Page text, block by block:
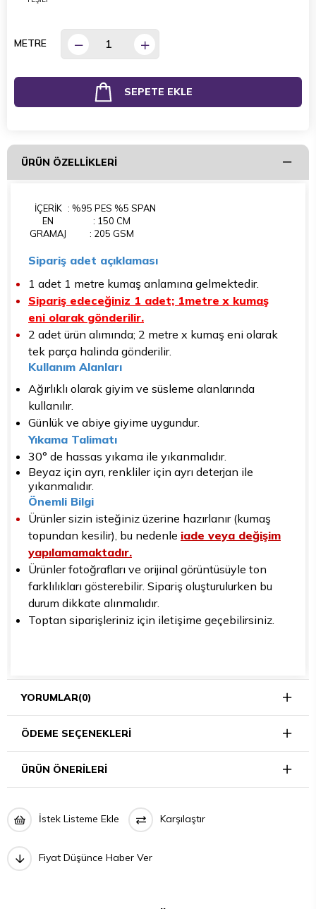
METRE
ÜRÜN ÖZELLIKLERI
İÇERİK : %95 PES %5 SPAN
EN
: 150 CM
GRAMAJ
: 205 GSM
Sipariş adet açıklaması
1 adet 1 metre kumaş anlamına gelmektedir.
Sipariş edeceğiniz 1 adet; 1metre x kumaş
eni olarak gönderilir.
2 adet ürün alımında; 2 metre x kumaş eni olarak
tek parça halinda gönderilir.
Kullanım Alanları
Ağırlıklı olarak giyim ve süsleme alanlarında
kullanılır.
Günlük ve abiye giyime uygundur.
Yıkama Talimatı
30° de hassas yıkama ile yıkanmalıdır.
Beyaz için ayrı, renkliler için ayrı deterjan ile
yıkanmalıdır.
Önemli Bilgi
Ürünler sizin isteğiniz üzerine hazırlanır (kumaş
topundan kesilir), bu nedenle iade veya değişim
yapılamamaktadır.
Ürünler fotoğrafları ve orijinal görüntüsüyle ton
farklılıkları gösterebilir. Sipariş oluşturulurken bu
durum dikkate alınmalıdır.
Toptan siparişleriniz için iletişime geçebilirsiniz.
YORUMLAR(0)
ÖDEME SEÇENEKLERI
ÜRÜN ÖNERILERI
İstek Listeme Ekle Karşılaştır
Fiyat Düşünce Haber Ver